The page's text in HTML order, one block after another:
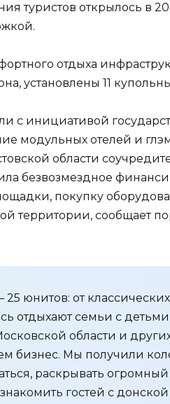
туристов открылось в
отдыха
установлены 11
с инициативой
модульных отелей и
области
безвозмездное
покупку
территории, сообщает
юнитов: от
отдыхают семьи с детьми
области и
бизнес. Мы получили
раскрывать
гостей с